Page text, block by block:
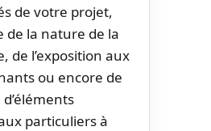
de votre projet,
de la nature de la
de l’exposition aux
ou encore de
particuliers à